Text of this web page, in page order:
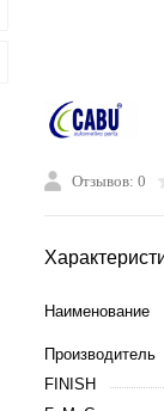
Отзывов: 0
Наименование
Производитель
FINISH